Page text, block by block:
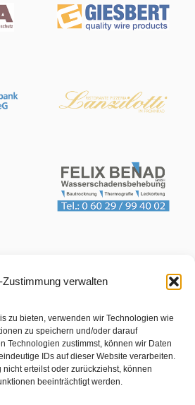
Zustimmung verwalten
zu bieten, verwenden wir Technologien wie
zu speichern und/oder darauf
Technologien zustimmst, können wir Daten
IDs auf dieser Website verarbeiten.
erteilst oder zurückziehst, können
beeinträchtigt werden.